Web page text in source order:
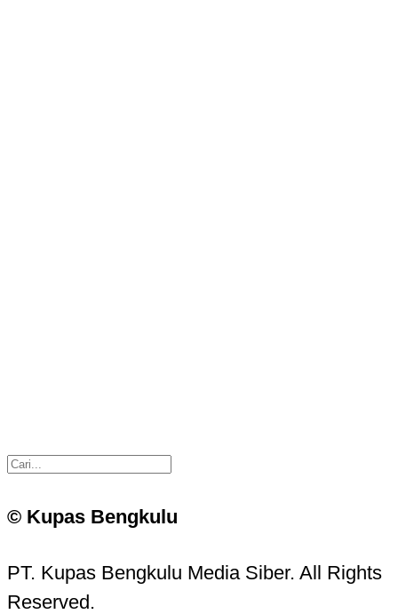
© Kupas Bengkulu
PT. Kupas Bengkulu Media Siber. All Rights
Reserved.